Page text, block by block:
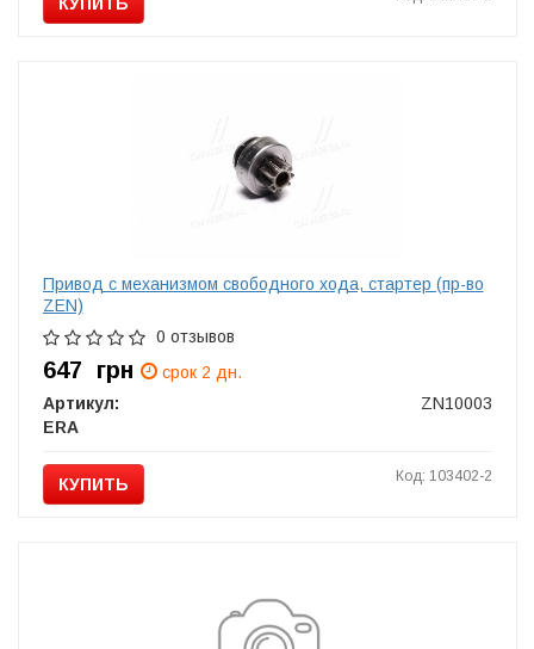
КУПИТЬ
Привод с механизмом свободного хода, стартер (пр-во
ZEN)
0 отзывов
647 грн
срок 2 дн.
Артикул:
ZN10003
ERA
КУПИТЬ Код: 103402-2